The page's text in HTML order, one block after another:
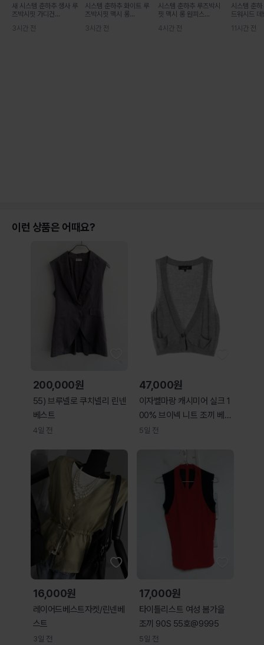
새 시스템 춘하추 생사 루
즈박시핏 가디건...
3시간 전
시스템 춘하추 화이트 루
즈박시핏 맥시 롱...
3시간 전
시스템 춘하추 루즈박시
핏 맥시 롱 원피스...
4시간 전
시스템 춘
드워시드
11시간 전
이런 상품은 어때요?
200,000원
55) 브루넬로 쿠치넬리 린넨
베스트
4일 전
47,000원
이자벨마랑 캐시미어 실크 1
00% 브이넥 니트 조끼 베스
트 그레이
5일 전
16,000원
레이어드베스트자켓/린넨베
스트
3일 전
17,000원
타이틀리스트 여성 봄가을
조끼 90S 55호@9995
5일 전